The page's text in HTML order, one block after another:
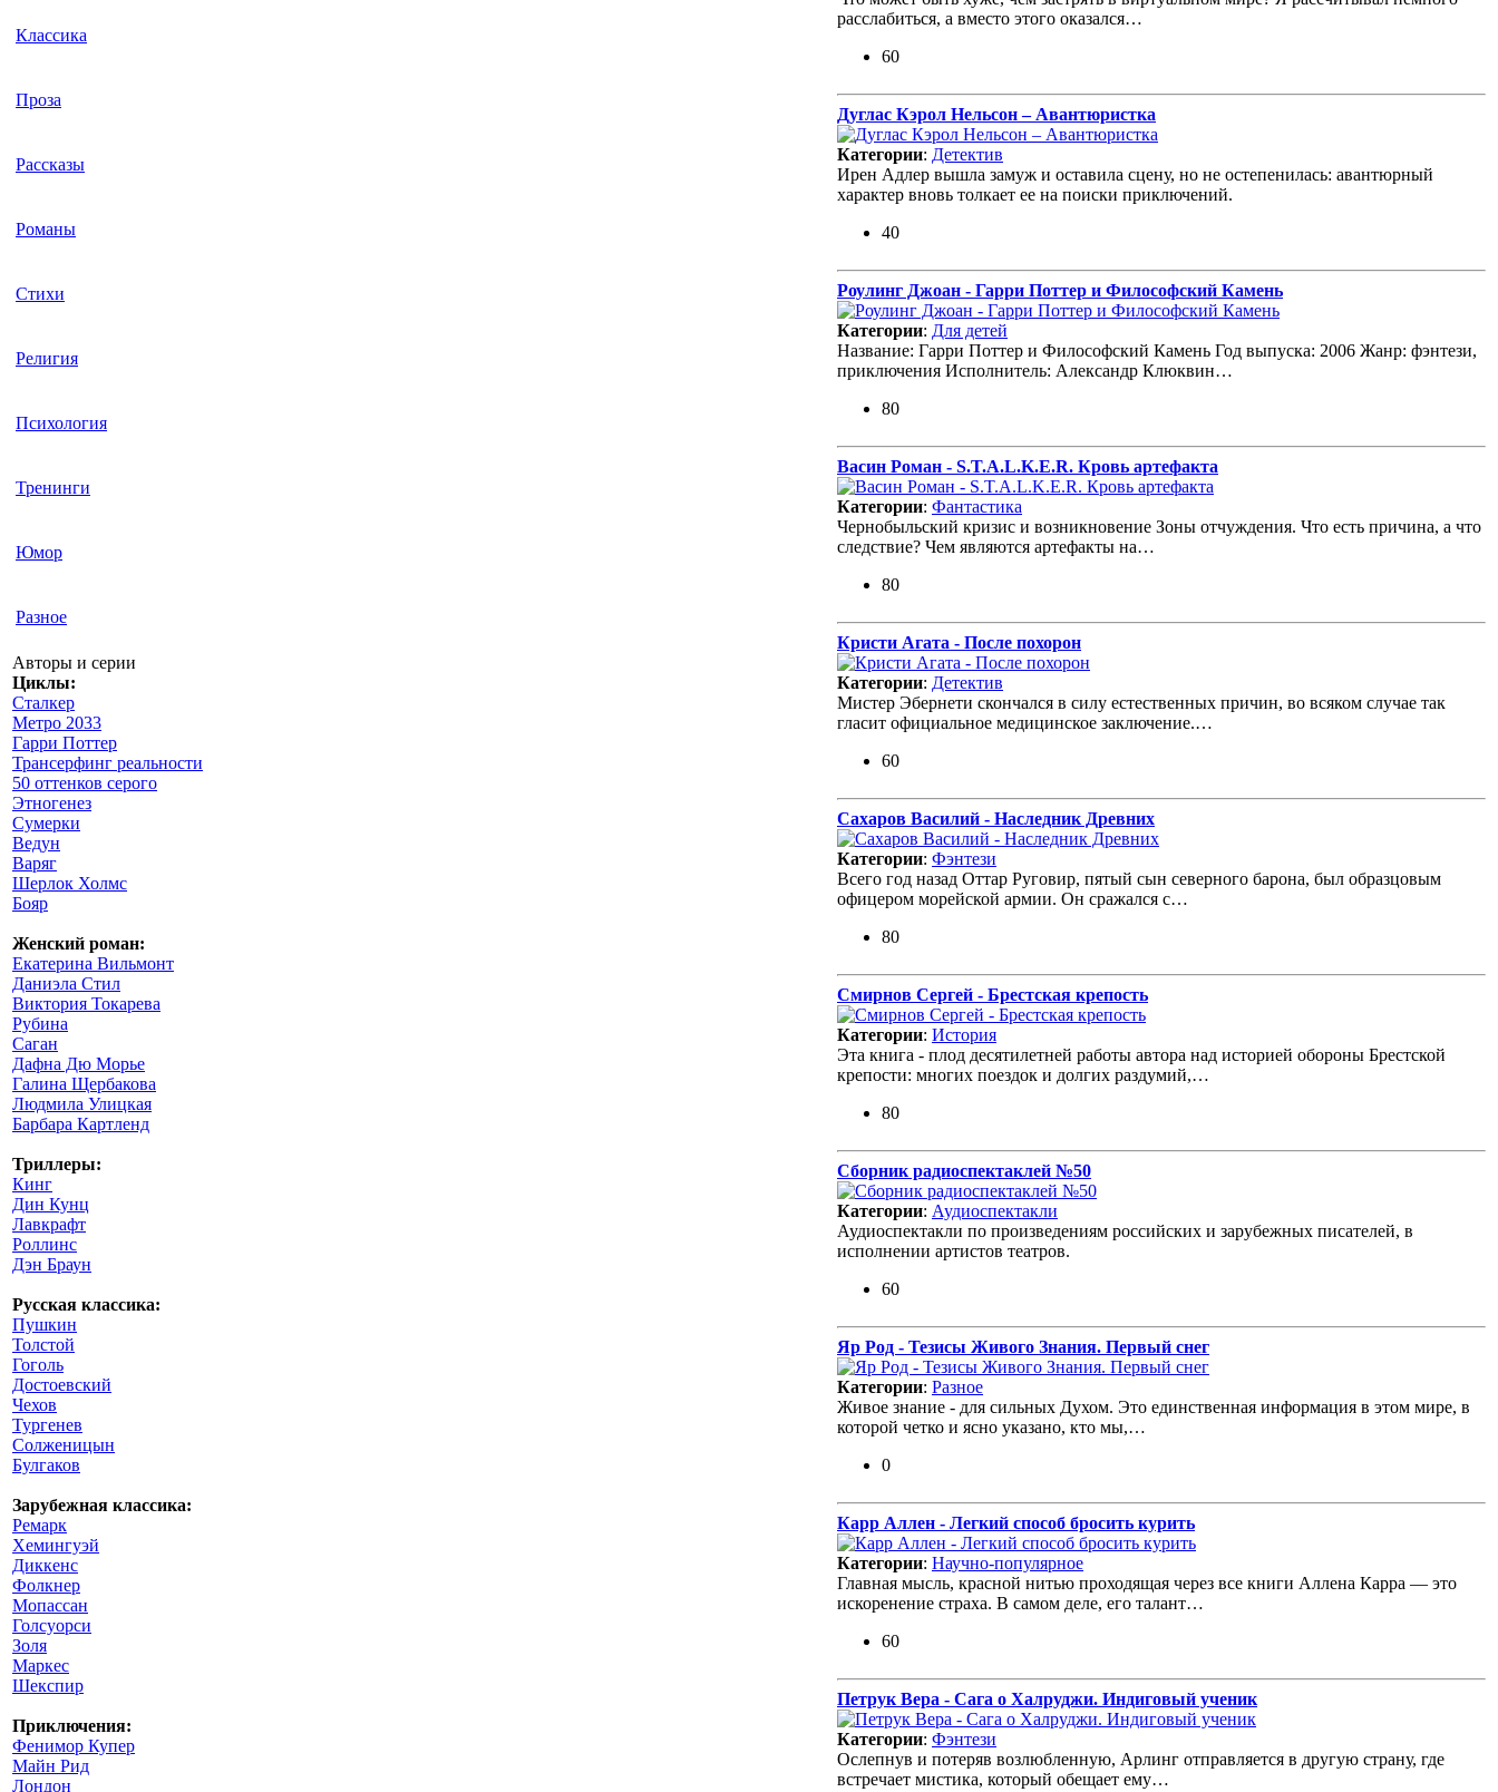
Классика
Проза
Рассказы
Романы
Стихи
Религия
Психология
Тренинги
Юмор
Разное
Авторы и серии
Циклы:
Сталкер
Метро 2033
Гарри Поттер
Трансерфинг реальности
50 оттенков серого
Этногенез
Сумерки
Ведун
Варяг
Шерлок Холмс
Бояр
Женский роман:
Екатерина Вильмонт
Даниэла Стил
Виктория Токарева
Рубина
Саган
Дафна Дю Морье
Галина Щербакова
Людмила Улицкая
Барбара Картленд
Триллеры:
Кинг
Дин Кунц
Лавкрафт
Роллинс
Дэн Браун
Русская классика:
Пушкин
Толстой
Гоголь
Достоевский
Чехов
Тургенев
Солженицын
Булгаков
Зарубежная классика:
Ремарк
Хемингуэй
Диккенс
Фолкнер
Мопассан
Голсуорси
Золя
Маркес
Шекспир
Приключения:
Фенимор Купер
Майн Рид
Лондон
расслабиться, а вместо этого оказался…
60
Дуглас Кэрол Нельсон – Авантюристка
Категории: Детектив
Ирен Адлер вышла замуж и оставила сцену, но не остепенилась: авантюрный
характер вновь толкает ее на поиски приключений.
40
Роулинг Джоан - Гарри Поттер и Философский Камень
Категории: Для детей
Название: Гарри Поттер и Философский Камень Год выпуска: 2006 Жанр: фэнтези,
приключения Исполнитель: Александр Клюквин…
80
Васин Роман - S.T.A.L.K.E.R. Кровь артефакта
Категории: Фантастика
Чернобыльский кризис и возникновение Зоны отчуждения. Что есть причина, а что
следствие? Чем являются артефакты на…
80
Кристи Агата - После похорон
Категории: Детектив
Мистер Эбернети скончался в силу естественных причин, во всяком случае так
гласит официальное медицинское заключение.…
60
Сахаров Василий - Наследник Древних
Категории: Фэнтези
Всего год назад Оттар Руговир, пятый сын северного барона, был образцовым
офицером морейской армии. Он сражался с…
80
Смирнов Сергей - Брестская крепость
Категории: История
Эта книга - плод десятилетней работы автора над историей обороны Брестской
крепости: многих поездок и долгих раздумий,…
80
Сборник радиоспектаклей №50
Категории: Аудиоспектакли
Аудиоспектакли по произведениям российских и зарубежных писателей, в
исполнении артистов театров.
60
Яр Род - Тезисы Живого Знания. Первый снег
Категории: Разное
Живое знание - для сильных Духом. Это единственная информация в этом мире, в
которой четко и ясно указано, кто мы,…
0
Карр Аллен - Легкий способ бросить курить
Категории: Научно-популярное
Главная мысль, красной нитью проходящая через все книги Аллена Карра — это
искоренение страха. В самом деле, его талант…
60
Петрук Вера - Сага о Халруджи. Индиговый ученик
Категории: Фэнтези
Ослепнув и потеряв возлюбленную, Арлинг отправляется в другую страну, где
встречает мистика, который обещает ему…